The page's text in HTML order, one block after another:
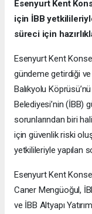
Esenyurt Kent
için İBB
süreci için
Esenyurt Kent
gündeme getirdiği
Balıkyolu
Belediyesi’nin (İBB)
sorunlarından biri
için güvenlik riski
yetkilileriyle yapılan
Esenyurt Kent
Caner Mengüoğul,
ve İBB Altyapı